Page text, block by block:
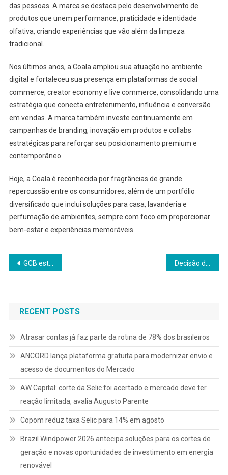
das pessoas. A marca se destaca pelo desenvolvimento de
produtos que unem performance, praticidade e identidade
olfativa, criando experiências que vão além da limpeza
tradicional.
Nos últimos anos, a Coala ampliou sua atuação no ambiente
digital e fortaleceu sua presença em plataformas de social
commerce, creator economy e live commerce, consolidando uma
estratégia que conecta entretenimento, influência e conversão
em vendas. A marca também investe continuamente em
campanhas de branding, inovação em produtos e collabs
estratégicas para reforçar seu posicionamento premium e
contemporâneo.
Hoje, a Coala é reconhecida por fragrâncias de grande
repercussão entre os consumidores, além de um portfólio
diversificado que inclui soluções para casa, lavanderia e
perfumação de ambientes, sempre com foco em proporcionar
bem-estar e experiências memoráveis.
Navegação
Post
GCB estrutura CRA de R$ 30,5 milhões para financiar reorganização de dívidas do Grupo Rizzi
RECENT POSTS
Atrasar contas já faz parte da rotina de 78% dos brasileiros
ANCORD lança plataforma gratuita para modernizar envio e
acesso de documentos do Mercado
AW Capital: corte da Selic foi acertado e mercado deve ter
reação limitada, avalia Augusto Parente
Copom reduz taxa Selic para 14% em agosto
Brazil Windpower 2026 antecipa soluções para os cortes de
geração e novas oportunidades de investimento em energia
renovável